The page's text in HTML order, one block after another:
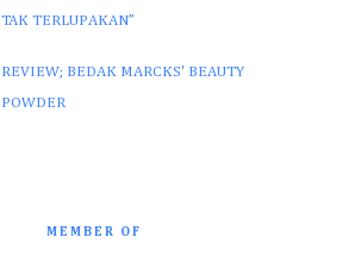
TAK TERLUPAKAN”
REVIEW; BEDAK MARCKS' BEAUTY
POWDER
MEMBER OF